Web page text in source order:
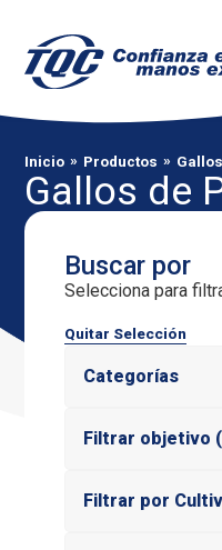
Inicio » Productos »
Gallos de
Buscar por
Selecciona para
Quitar Selección
Categorías
Filtrar objetivo
Filtrar por